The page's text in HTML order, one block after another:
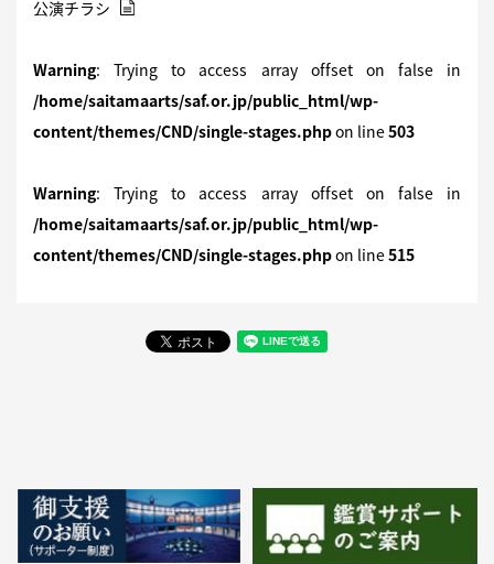
公演チラシ
Warning: Trying to access array offset on false in
/home/saitamaarts/saf.or.jp/public_html/wp-
content/themes/CND/single-stages.phpon line503
Warning: Trying to access array offset on false in
/home/saitamaarts/saf.or.jp/public_html/wp-
content/themes/CND/single-stages.phpon line515